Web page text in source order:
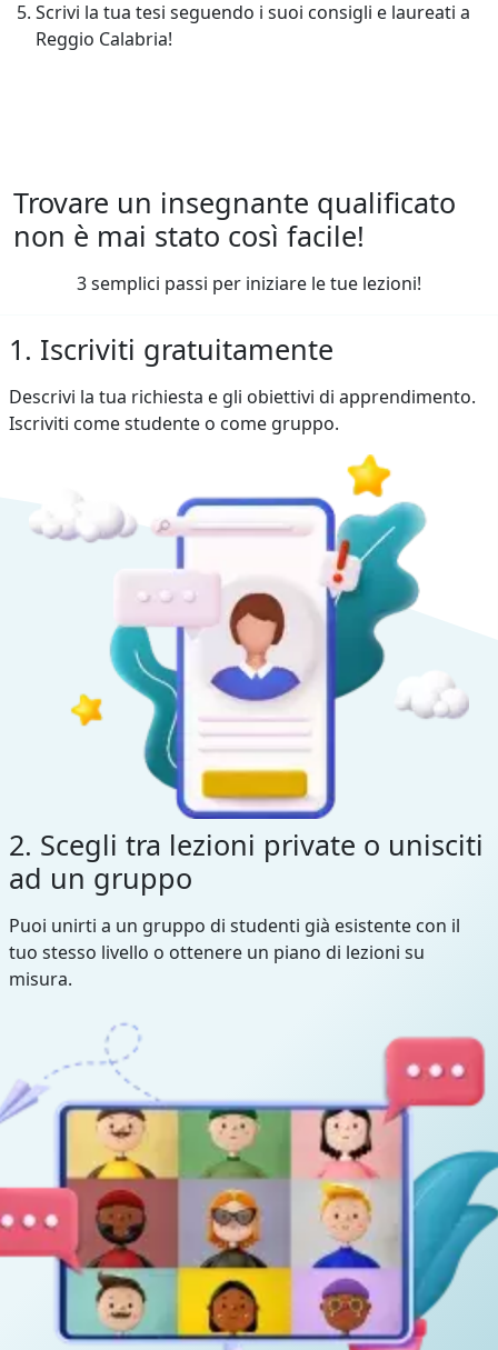
Scrivi la tua tesi seguendo i suoi consigli e laureati a
Reggio Calabria!
Trovare un insegnante qualificato
non è mai stato così facile!
3 semplici passi per iniziare le tue lezioni!
1. Iscriviti gratuitamente
Descrivi la tua richiesta e gli obiettivi di apprendimento.
Iscriviti come studente o come gruppo.
2. Scegli tra lezioni private o unisciti
ad un gruppo
Puoi unirti a un gruppo di studenti già esistente con il
tuo stesso livello o ottenere un piano di lezioni su
misura.